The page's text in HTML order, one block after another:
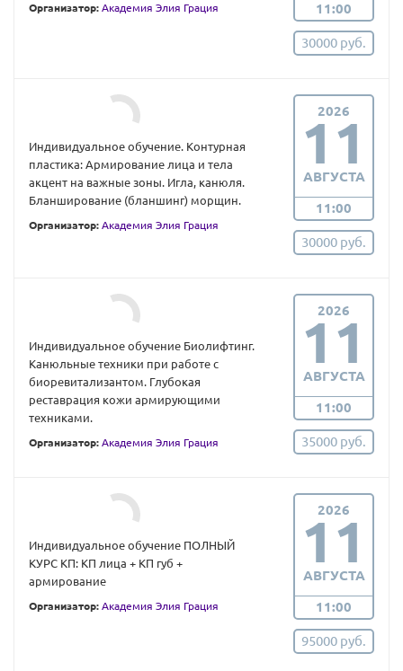
Организатор: Академия Элия Грация 11:00
30000 руб.
Индивидуальное обучение. Контурная
пластика: Армирование лица и тела
акцент на важные зоны. Игла, канюля.
Бланширование (бланшинг) морщин.
Организатор: Академия Элия Грация
2026
11
АВГУСТА
11:00
30000 руб.
Индивидуальное обучение Биолифтинг.
Канюльные техники при работе с
биоревитализантом. Глубокая
реставрация кожи армирующими
техниками.
Организатор: Академия Элия Грация
2026
11
АВГУСТА
11:00
35000 руб.
Индивидуальное обучение ПОЛНЫЙ
КУРС КП: КП лица + КП губ +
армирование
Организатор: Академия Элия Грация
2026
11
АВГУСТА
11:00
95000 руб.